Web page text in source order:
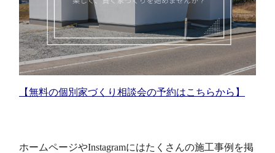
【無料の個別家づくり相談会の予約はこちらから】
ホームページやInstagramにはたくさんの施工事例を掲